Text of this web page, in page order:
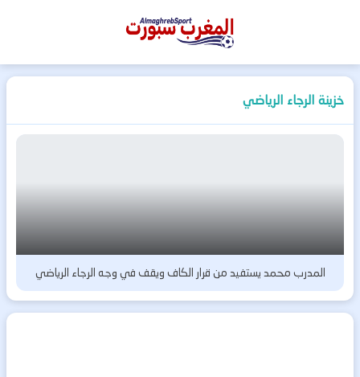
المغرب
خزينة الرجاء الرياضي
المدرب محمد يستفيد من قرار الكاف ويقف في وجه الرجاء الرياضي